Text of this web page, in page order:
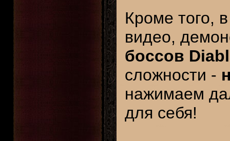
Кроме того,
видео,
боссов
сложности -
нажимаем
для себя!